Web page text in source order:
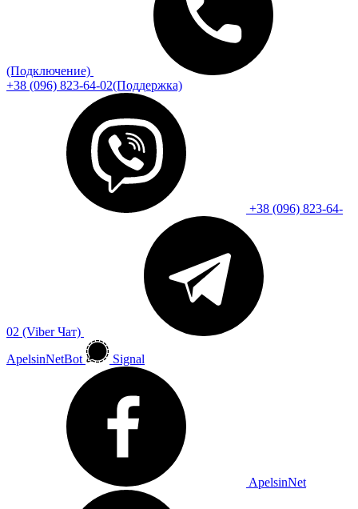
(Подключение)
+38 (096) 823-64-02(Поддержка)
+38 (096) 823-64-
02 (Viber Чат)
ApelsinNetBot
Signal
ApelsinNet